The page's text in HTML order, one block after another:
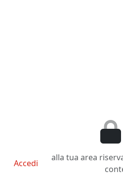
Accedi
alla tua area